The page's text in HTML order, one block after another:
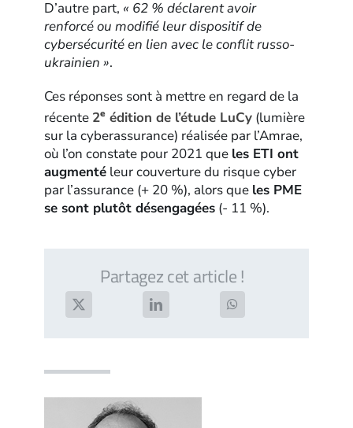
D’autre part, « 62 % déclarent avoir
renforcé ou modifié leur dispositif de
cybersécurité en lien avec le conflit russo-
ukrainien ».
Ces réponses sont à mettre en regard de la
récente 2e édition de l’étude LuCy (lumière
sur la cyberassurance) réalisée par l’Amrae,
où l’on constate pour 2021 que les ETI ont
augmenté leur couverture du risque cyber
par l’assurance (+ 20 %), alors que les PME
se sont plutôt désengagées (- 11 %).
Partagez cet article !